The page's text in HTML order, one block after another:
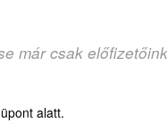
már csak
alatt.